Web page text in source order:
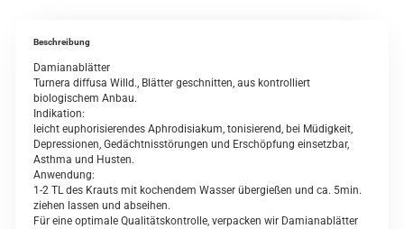
Beschreibung
Damianablätter
Turnera diffusa Willd., Blätter geschnitten, aus kontrolliert
biologischem Anbau.
Indikation:
leicht euphorisierendes Aphrodisiakum, tonisierend, bei Müdigkeit,
Depressionen, Gedächtnisstörungen und Erschöpfung einsetzbar,
Asthma und Husten.
Anwendung:
1-2 TL des Krauts mit kochendem Wasser übergießen und ca. 5min.
ziehen lassen und abseihen.
Für eine optimale Qualitätskontrolle, verpacken wir Damianablätter